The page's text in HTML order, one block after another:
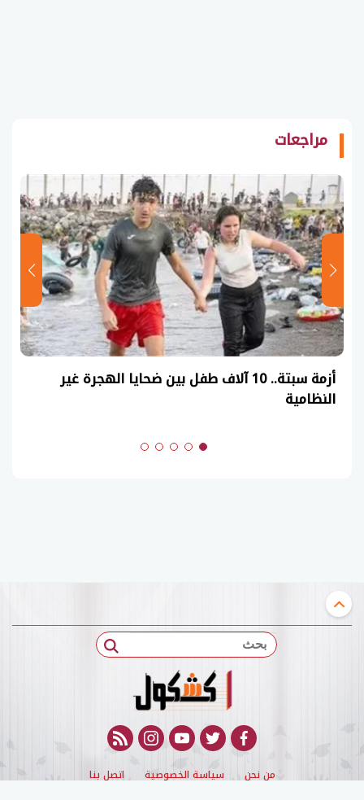
مراجعات
أزمة سبتة.. 10 آلاف طفل بين ضحايا الهجرة غير
النظامية
بحث
facebook
twitter
youtube
instagram
rss feed
من نحن سياسة الخصوصية اتصل بنا